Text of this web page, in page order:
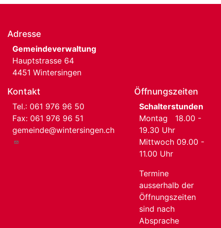
Adresse
Gemeindeverwaltung
Hauptstrasse 64
4451 Wintersingen
Kontakt
Tel.: 061 976 96 50
Fax: 061 976 96 51
gemeinde@wintersingen.ch
Öffnungszeiten
Schalterstunden
Montag 18.00 -
19.30 Uhr
Mittwoch 09.00 -
11.00 Uhr
Termine
ausserhalb der
Öffnungszeiten
sind nach
Absprache